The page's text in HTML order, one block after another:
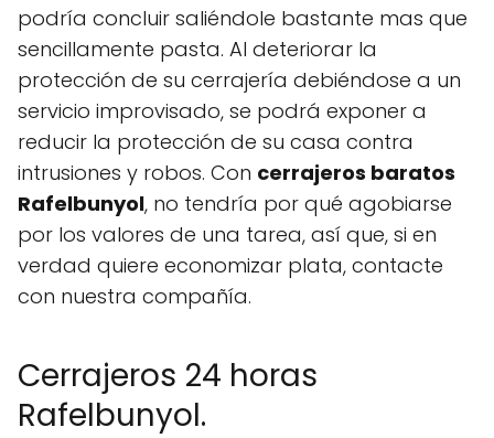
podría concluir saliéndole bastante mas que
sencillamente pasta. Al deteriorar la
protección de su cerrajería debiéndose a un
servicio improvisado, se podrá exponer a
reducir la protección de su casa contra
intrusiones y robos. Con cerrajeros baratos
Rafelbunyol, no tendría por qué agobiarse
por los valores de una tarea, así que, si en
verdad quiere economizar plata, contacte
con nuestra compañía.
Cerrajeros 24 horas
Rafelbunyol.